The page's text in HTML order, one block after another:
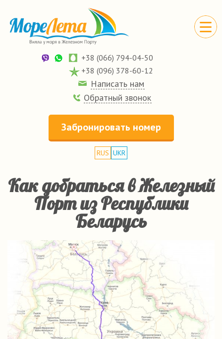
+38 (066) 794-04-50
+38 (096) 378-60-12
Написать нам
Обратный звонок
Забронировать номер
RUS UKR
Как добраться в Железный
Порт из Республики
Беларусь